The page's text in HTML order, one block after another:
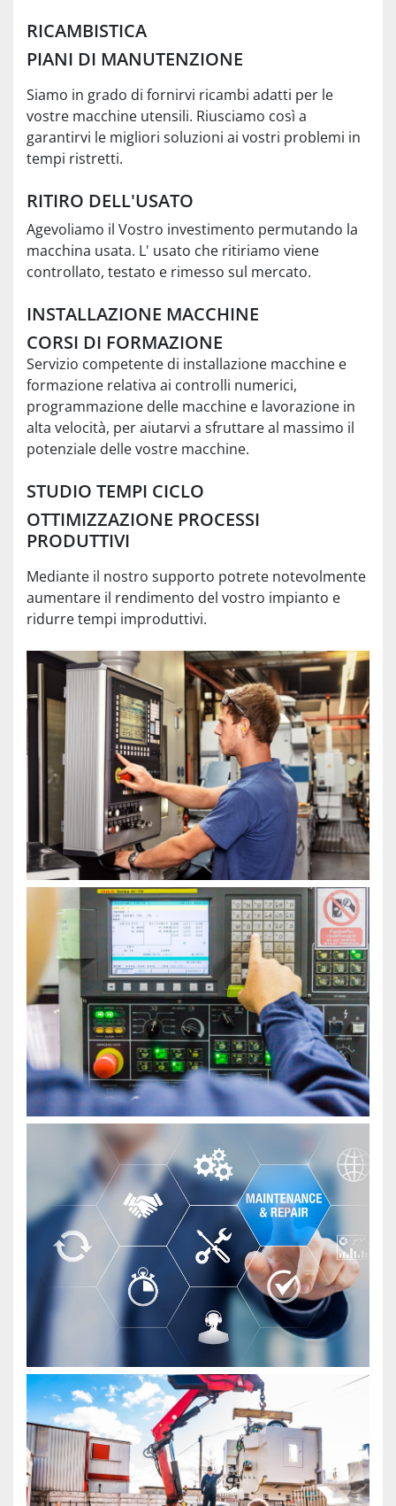
RICAMBISTICA
PIANI DI MANUTENZIONE
Siamo in grado di fornirvi ricambi adatti per le
vostre macchine utensili. Riusciamo così a
garantirvi le migliori soluzioni ai vostri problemi in
tempi ristretti.
RITIRO DELL'USATO
Agevoliamo il Vostro investimento permutando la
macchina usata. L' usato che ritiriamo viene
controllato, testato e rimesso sul mercato.
INSTALLAZIONE MACCHINE
CORSI DI FORMAZIONE
Servizio competente di installazione macchine e
formazione relativa ai controlli numerici,
programmazione delle macchine e lavorazione in
alta velocità, per aiutarvi a sfruttare al massimo il
potenziale delle vostre macchine.
STUDIO TEMPI CICLO
OTTIMIZZAZIONE PROCESSI
PRODUTTIVI
Mediante il nostro supporto potrete notevolmente
aumentare il rendimento del vostro impianto e
ridurre tempi improduttivi.